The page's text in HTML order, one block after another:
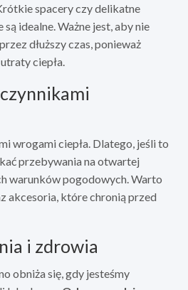
spacery czy delikatne
idealne. Ważne jest, aby nie
dłuższy czas, ponieważ
ciepła.
wrogami ciepła. Dlatego, jeśli to
przebywania na otwartej
warunków pogodowych. Warto
akcesoria, które chronią przed
i zdrowia
obniża się, gdy jesteśmy